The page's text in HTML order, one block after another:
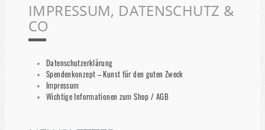
IMPRESSUM, DATENSCHUTZ &
CO
Datenschutzerklärung
Spendenkonzept – Kunst für den guten Zweck
Impressum
Wichtige Informationen zum Shop / AGB